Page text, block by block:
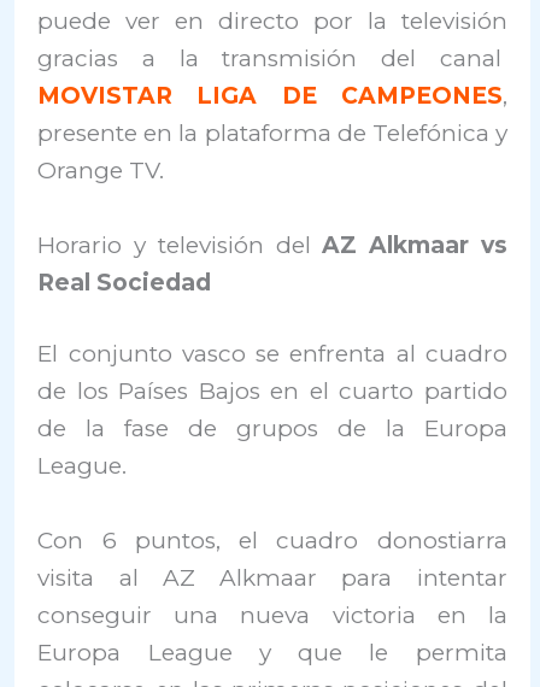
puede ver en directo por la televisión
gracias a la transmisión del canal
MOVISTAR LIGA DE CAMPEONES,
presente en la plataforma de Telefónica y
Orange TV.
Horario y televisión del AZ Alkmaar vs
Real Sociedad
El conjunto vasco se enfrenta al cuadro
de los Países Bajos en el cuarto partido
de la fase de grupos de la Europa
League.
Con 6 puntos, el cuadro donostiarra
visita al AZ Alkmaar para intentar
conseguir una nueva victoria en la
Europa League y que le permita